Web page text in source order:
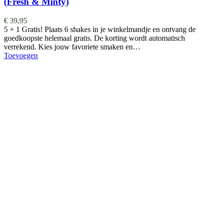
€ 39,95
5 + 1 Gratis! Plaats 6 shakes in je winkelmandje en ontvang de
goedkoopste helemaal gratis. De korting wordt automatisch
verrekend. Kies jouw favoriete smaken en…
Toevoegen